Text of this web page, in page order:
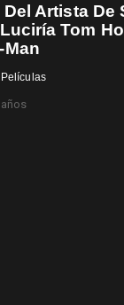
Películas
Artista De
Tom
Man
años